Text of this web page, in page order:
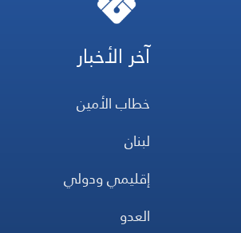
آخر الأخبار
خطاب الأمين
لبنان
إقليمي ودولي
العدو